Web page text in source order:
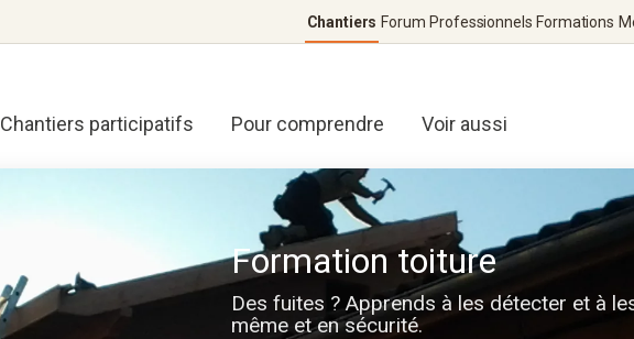
Chantiers Forum Professionnels Formations
Chantiers participatifs Pour comprendre Voir aussi
Formation toiture
Des fuites ? Apprends à les détecter et à
même et en sécurité.